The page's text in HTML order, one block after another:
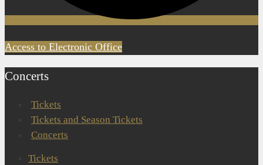
Access to Electronic Office
Concerts
Tickets
Tickets and Season Tickets
Concerts
Tickets